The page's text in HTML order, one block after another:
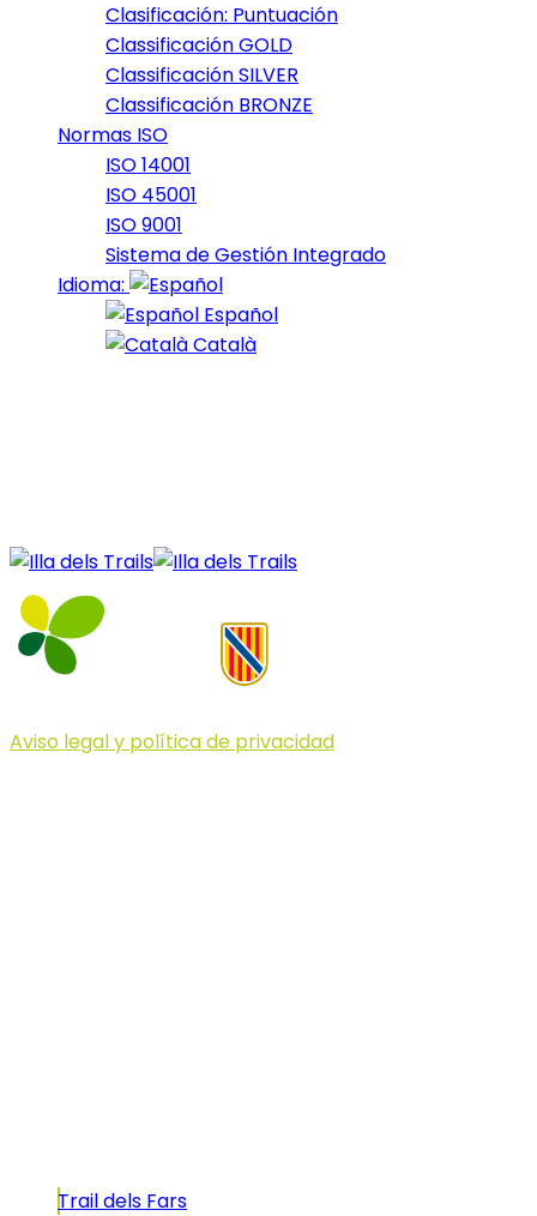
Clasificación: Puntuación
Classificación GOLD
Classificación SILVER
Classificación BRONZE
Normas ISO
ISO 14001
ISO 45001
ISO 9001
Sistema de Gestión Integrado
Idioma:
Español
Català
Aviso legal y política de privacidad
Trail dels Fars